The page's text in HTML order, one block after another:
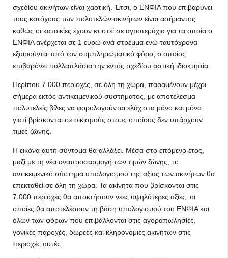
σχεδίου ακινήτων είναι χαοτική. Έτσι, ο ΕΝΦΙΑ που επιβαρύνει
τους κατόχους των πολυτελών ακινήτων είναι ασήμαντος
καθώς οι κατοικίες έχουν κτιστεί σε αγροτεμάχια για τα οποία ο
ΕΝΦΙΑ ανέρχεται σε 1 ευρώ ανά στρέμμα ενώ ταυτόχρονα
εξαιρούνται από τον συμπληρωματικό φόρο, ο οποίος
επιβαρύνει πολλαπλάσια την εντός σχεδίου αστική ιδιοκτησία.
Περίπου 7.000 περιοχές, σε όλη τη χώρα, παραμένουν μέχρι
σήμερα εκτός αντικειμενικού συστήματος, με αποτέλεσμα
πολυτελείς βίλες να φορολογούνται ελάχιστα μόνο και μόνο
γιατί βρίσκονται σε οικισμούς στους οποίους δεν υπάρχουν
τιμές ζώνης.
Η εικόνα αυτή σύντομα θα αλλάξει. Μέσα στο επόμενο έτος,
μαζί με τη νέα αναπροσαρμογή των τιμών ζώνης, το
αντικειμενικό σύστημα υπολογισμού της αξίας των ακινήτων θα
επεκταθεί σε όλη τη χώρα. Τα ακίνητα που βρίσκονται στις
7.000 περιοχές θα αποκτήσουν νέες υψηλότερες αξίες, οι
οποίες θα αποτελέσουν τη βάση υπολογισμού του ΕΝΦΙΑ και
όλων των φόρων που επιβάλλονται στις αγοραπωλησίες,
γονικές παροχές, δωρεές και κληρονομιές ακινήτων στις
περιοχές αυτές.